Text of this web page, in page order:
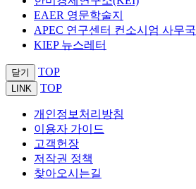
EAER 영문학술지
APEC 연구센터 컨소시엄 사무국
KIEP 뉴스레터
닫기 TOP
LINK TOP
개인정보처리방침
이용자 가이드
고객헌장
저작권 정책
찾아오시는길